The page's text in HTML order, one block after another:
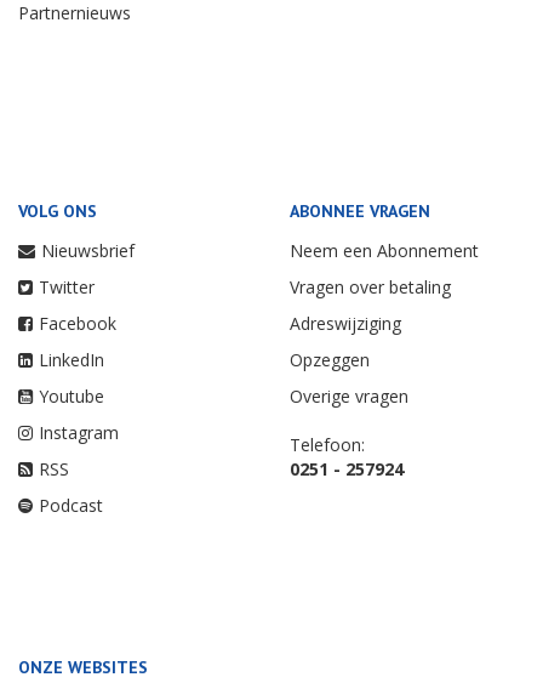
Partnernieuws
VOLG ONS
Nieuwsbrief
Twitter
Facebook
LinkedIn
Youtube
Instagram
RSS
Podcast
ABONNEE VRAGEN
Neem een Abonnement
Vragen over betaling
Adreswijziging
Opzeggen
Overige vragen
Telefoon:
0251 - 257924
ONZE WEBSITES